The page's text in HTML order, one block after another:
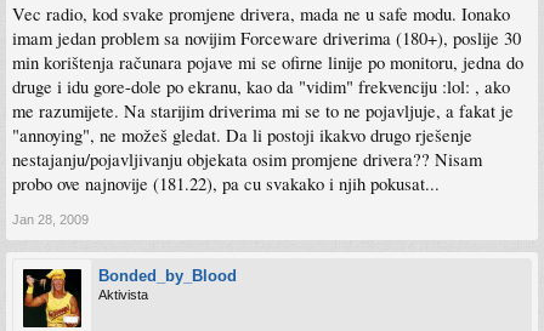
Vec radio, kod svake promjene drivera, mada ne u safe modu. Ionako
imam jedan problem sa novijim Forceware driverima (180+), poslije 30
min korištenja računara pojave mi se ofirne linije po monitoru, jedna do
druge i idu gore-dole po ekranu, kao da "vidim" frekvenciju :lol: , ako
me razumijete. Na starijim driverima mi se to ne pojavljuje, a fakat je
"annoying", ne možeš gledat. Da li postoji ikakvo drugo rješenje
nestajanju/pojavljivanju objekata osim promjene drivera?? Nisam
probo ove najnovije (181.22), pa cu svakako i njih pokusat...
Jan 28, 2009
Bonded_by_Blood
Aktivista